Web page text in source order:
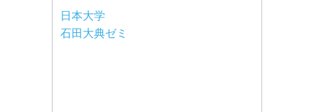
日本大学
石田大典ゼミ